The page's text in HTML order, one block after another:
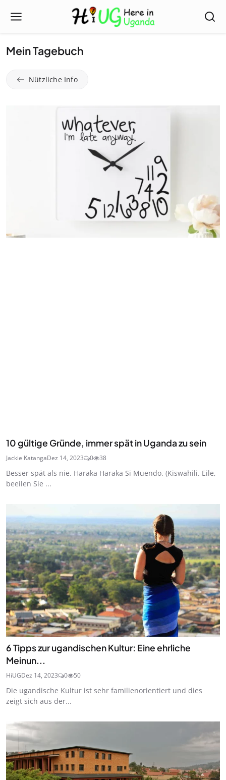
Mein Tagebuch
Nützliche Info
10 gültige Gründe, immer spät in Uganda zu sein
Jackie KatangaDez 14, 2023 0 38
Besser spät als nie. Haraka Haraka Si Muendo. (Kiswahili. Eile,
beeilen Sie ...
6 Tipps zur ugandischen Kultur: Eine ehrliche
Meinun...
HiUGDez 14, 2023 0 50
Die ugandische Kultur ist sehr familienorientiert und dies
zeigt sich aus der...